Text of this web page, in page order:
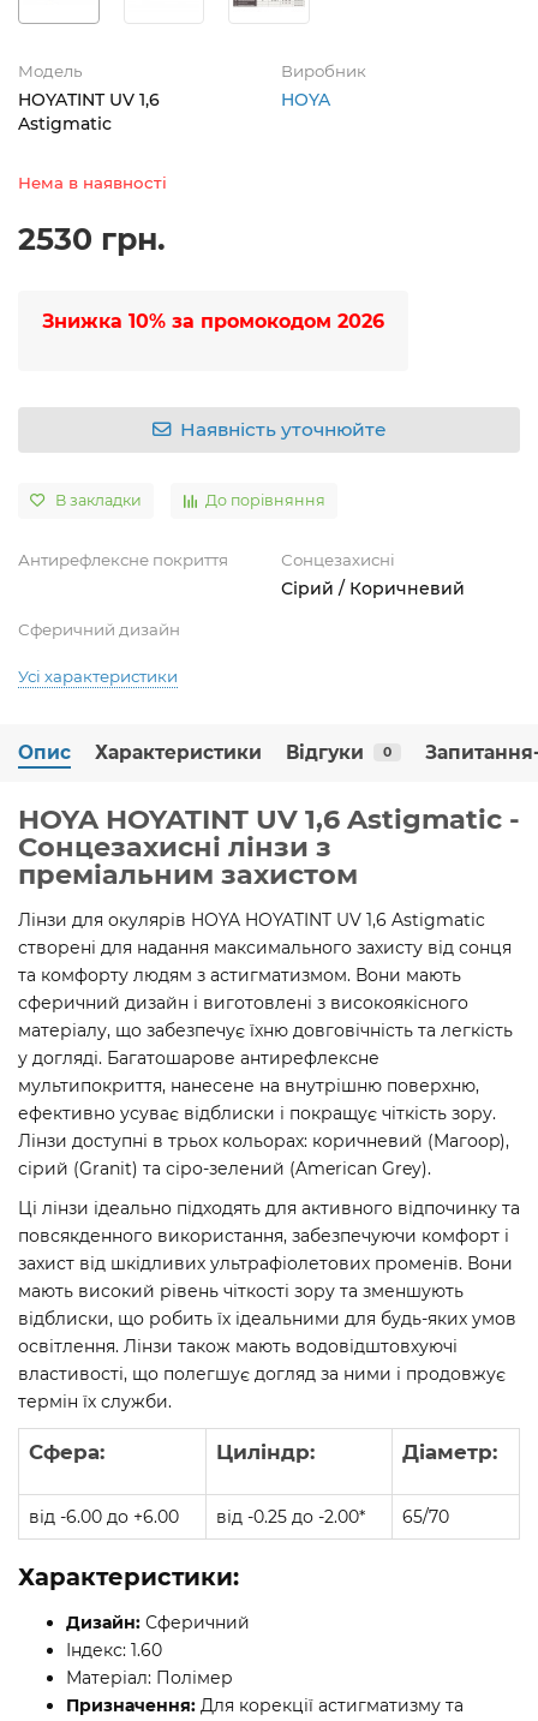
Модель
HOYATINT UV 1,6
Astigmatic
Виробник
HOYA
Нема в наявності
2530 грн.
Знижка 10% за промокодом 2026
Наявність уточнюйте
В закладки До порівняння
Антирефлексне покриття Сонцезахисні
Сірий / Коричневий
Сферичний дизайн
Усі характеристики
Опис Характеристики Відгуки 0
HOYA HOYATINT UV 1,6 Astigmatic -
Сонцезахисні лінзи з
преміальним захистом
Лінзи для окулярів HOYA HOYATINT UV 1,6 Astigmatic
створені для надання максимального захисту від сонця
та комфорту людям з астигматизмом. Вони мають
сферичний дизайн і виготовлені з високоякісного
матеріалу, що забезпечує їхню довговічність та легкість
у догляді. Багатошарове антирефлексне
мультипокриття, нанесене на внутрішню поверхню,
ефективно усуває відблиски і покращує чіткість зору.
Лінзи доступні в трьох кольорах: коричневий (Maгоop),
сірий (Granit) та сіро-зелений (American Grey).
Ці лінзи ідеально підходять для активного відпочинку та
повсякденного використання, забезпечуючи комфорт і
захист від шкідливих ультрафіолетових променів. Вони
мають високий рівень чіткості зору та зменшують
відблиски, що робить їх ідеальними для будь-яких умов
освітлення. Лінзи також мають водовідштовхуючі
властивості, що полегшує догляд за ними і продовжує
термін їх служби.
Сфера: Циліндр: Діаметр:
від -6.00 до +6.00 від -0.25 до -2.00* 65/70
Характеристики:
Дизайн: Сферичний
Індекс: 1.60
Матеріал: Полімер
Призначення: Для корекції астигматизму та